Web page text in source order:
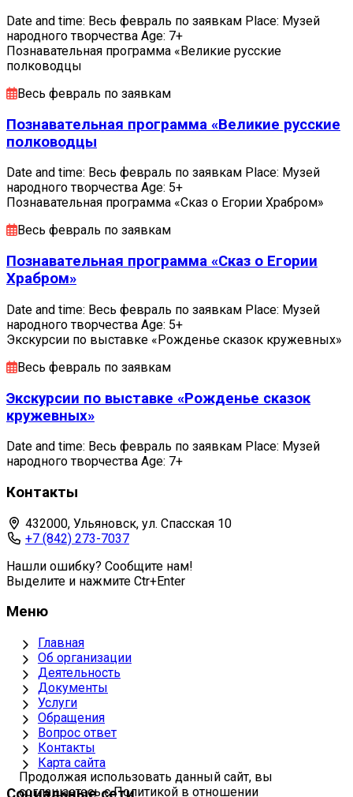
Date and time: Весь февраль по заявкам Place: Музей
народного творчества Age: 7+
Познавательная программа «Великие русские
полководцы
Весь февраль по заявкам
Познавательная программа «Великие русские
полководцы
Date and time: Весь февраль по заявкам Place: Музей
народного творчества Age: 5+
Познавательная программа «Сказ о Егории Храбром»
Весь февраль по заявкам
Познавательная программа «Сказ о Егории
Храбром»
Date and time: Весь февраль по заявкам Place: Музей
народного творчества Age: 5+
Экскурсии по выставке «Рожденье сказок кружевных»
Весь февраль по заявкам
Экскурсии по выставке «Рожденье сказок
кружевных»
Date and time: Весь февраль по заявкам Place: Музей
народного творчества Age: 7+
Контакты
432000, Ульяновск, ул. Спасская 10
+7 (842) 273-7037
Нашли ошибку? Сообщите нам!
Выделите и нажмите Ctr+Enter
Меню
Главная
Об организации
Деятельность
Документы
Услуги
Обращения
Вопрос ответ
Контакты
Карта сайта
Продолжая использовать данный сайт, вы
соглашаетесь с Политикой в отношении